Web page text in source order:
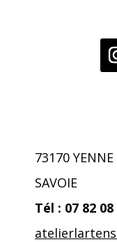
73170 YENNE
SAVOIE
Tél : 07 82 08